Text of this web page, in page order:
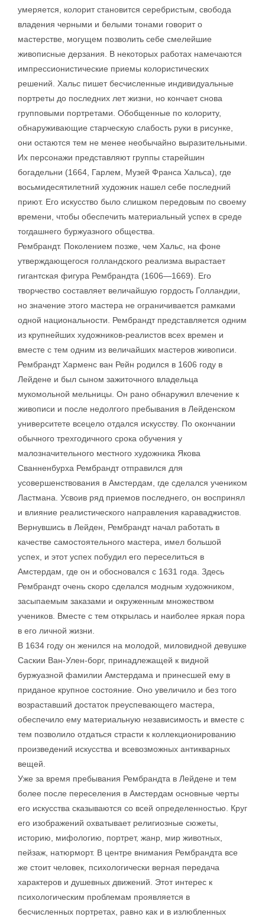
умеряется, колорит становится серебристым, свобода
владения черными и белыми тонами говорит о
мастерстве, могущем позволить себе смелейшие
живописные дерзания. В некоторых работах намечаются
импрессионистические приемы колористических
решений. Хальс пишет бесчисленные индивидуальные
портреты до последних лет жизни, но кончает снова
групповыми портретами. Обобщенные по колориту,
обнаруживающие старческую слабость руки в рисунке,
они остаются тем не менее необычайно выразительными.
Их персонажи представляют группы старейшин
богадельни (1664, Гарлем, Музей Франса Хальса), где
восьмидесятилетний художник нашел себе последний
приют. Его искусство было слишком передовым по своему
времени, чтобы обеспечить материальный успех в среде
тогдашнего буржуазного общества.
Рембрандт. Поколением позже, чем Хальс, на фоне
утверждающегося голландского реализма вырастает
гигантская фигура Рембрандта (1606—1669). Его
творчество составляет величайшую гордость Голландии,
но значение этого мастера не ограничивается рамками
одной национальности. Рембрандт представляется одним
из крупнейших художников-реалистов всех времен и
вместе с тем одним из величайших мастеров живописи.
Рембрандт Харменс ван Рейн родился в 1606 году в
Лейдене и был сыном зажиточного владельца
мукомольной мельницы. Он рано обнаружил влечение к
живописи и после недолгого пребывания в Лейденском
университете всецело отдался искусству. По окончании
обычного трехгодичного срока обучения у
малозначительного местного художника Якова
Сванненбурха Рембрандт отправился для
усовершенствования в Амстердам, где сделался учеником
Ластмана. Усвоив ряд приемов последнего, он воспринял
и влияние реалистического направления караваджистов.
Вернувшись в Лейден, Рембрандт начал работать в
качестве самостоятельного мастера, имел большой
успех, и этот успех побудил его переселиться в
Амстердам, где он и обосновался с 1631 года. Здесь
Рембрандт очень скоро сделался модным художником,
засыпаемым заказами и окруженным множеством
учеников. Вместе с тем открылась и наиболее яркая пора
в его личной жизни.
В 1634 году он женился на молодой, миловидной девушке
Саскии Ван-Улен-борг, принадлежащей к видной
буржуазной фамилии Амстердама и принесшей ему в
приданое крупное состояние. Оно увеличило и без того
возраставший достаток преуспевающего мастера,
обеспечило ему материальную независимость и вместе с
тем позволило отдаться страсти к коллекционированию
произведений искусства и всевозможных антикварных
вещей.
Уже за время пребывания Рембрандта в Лейдене и тем
более после переселения в Амстердам основные черты
его искусства сказываются со всей определенностью. Круг
его изображений охватывает религиозные сюжеты,
историю, мифологию, портрет, жанр, мир животных,
пейзаж, натюрморт. В центре внимания Рембрандта все
же стоит человек, психологически верная передача
характеров и душевных движений. Этот интерес к
психологическим проблемам проявляется в
бесчисленных портретах, равно как и в излюбленных